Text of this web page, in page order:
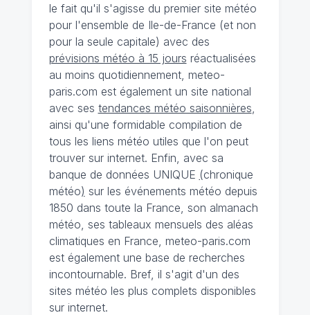
le fait qu'il s'agisse du premier site météo
pour l'ensemble de Ile-de-France (et non
pour la seule capitale) avec des
prévisions météo à 15 jours réactualisées
au moins quotidiennement, meteo-
paris.com est également un site national
avec ses tendances météo saisonnières
ainsi qu'une formidable compilation de
tous les liens météo utiles que l'on peut
trouver sur internet. Enfin, avec sa
banque de données UNIQUE (chronique
météo) sur les événements météo depuis
1850 dans toute la France, son almanach
météo, ses tableaux mensuels des aléas
climatiques en France, meteo-paris.com
est également une base de recherches
incontournable. Bref, il s'agit d'un des
sites météo les plus complets disponibles
sur internet.